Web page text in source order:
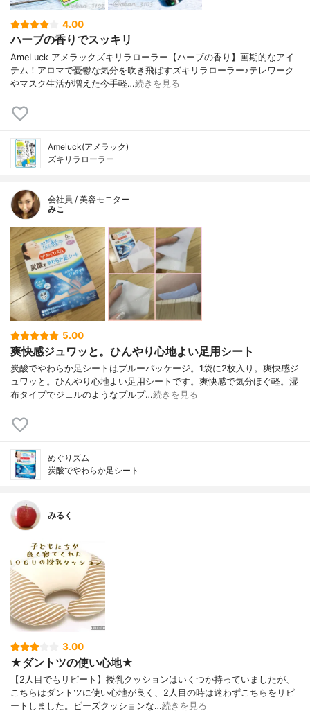
4.00
ハーブの香りでスッキリ
AmeLuck アメラックズキリラローラー【ハーブの香り】画期的なアイ
テム！アロマで憂鬱な気分を吹き飛ばすズキリラローラー♪テレワーク
やマスク生活が増えた今手軽…続きを見る
Ameluck(アメラック)
ズキリラローラー
会社員 / 美容モニター
みこ
5.00
爽快感ジュワッと。ひんやり心地よい足用シート
炭酸でやわらか足シートはブルーパッケージ。1袋に2枚入り。爽快感ジ
ュワッと。ひんやり心地よい足用シートです。爽快感で気分ほぐ軽。湿
布タイプでジェルのようなプルプ…続きを見る
めぐりズム
炭酸でやわらか足シート
みるく
3.00
★ダントツの使い心地★
【2人目でもリピート】授乳クッションはいくつか持っていましたが、
こちらはダントツに使い心地が良く、2人目の時は迷わずこちらをリピ
ートしました。ビーズクッションな…続きを見る